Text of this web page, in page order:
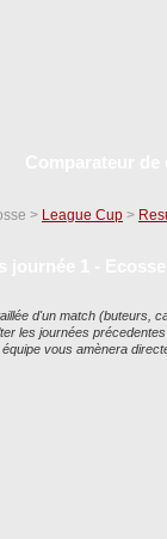
> League Cup >
d'un match (buteurs,
les journées
vous amènera